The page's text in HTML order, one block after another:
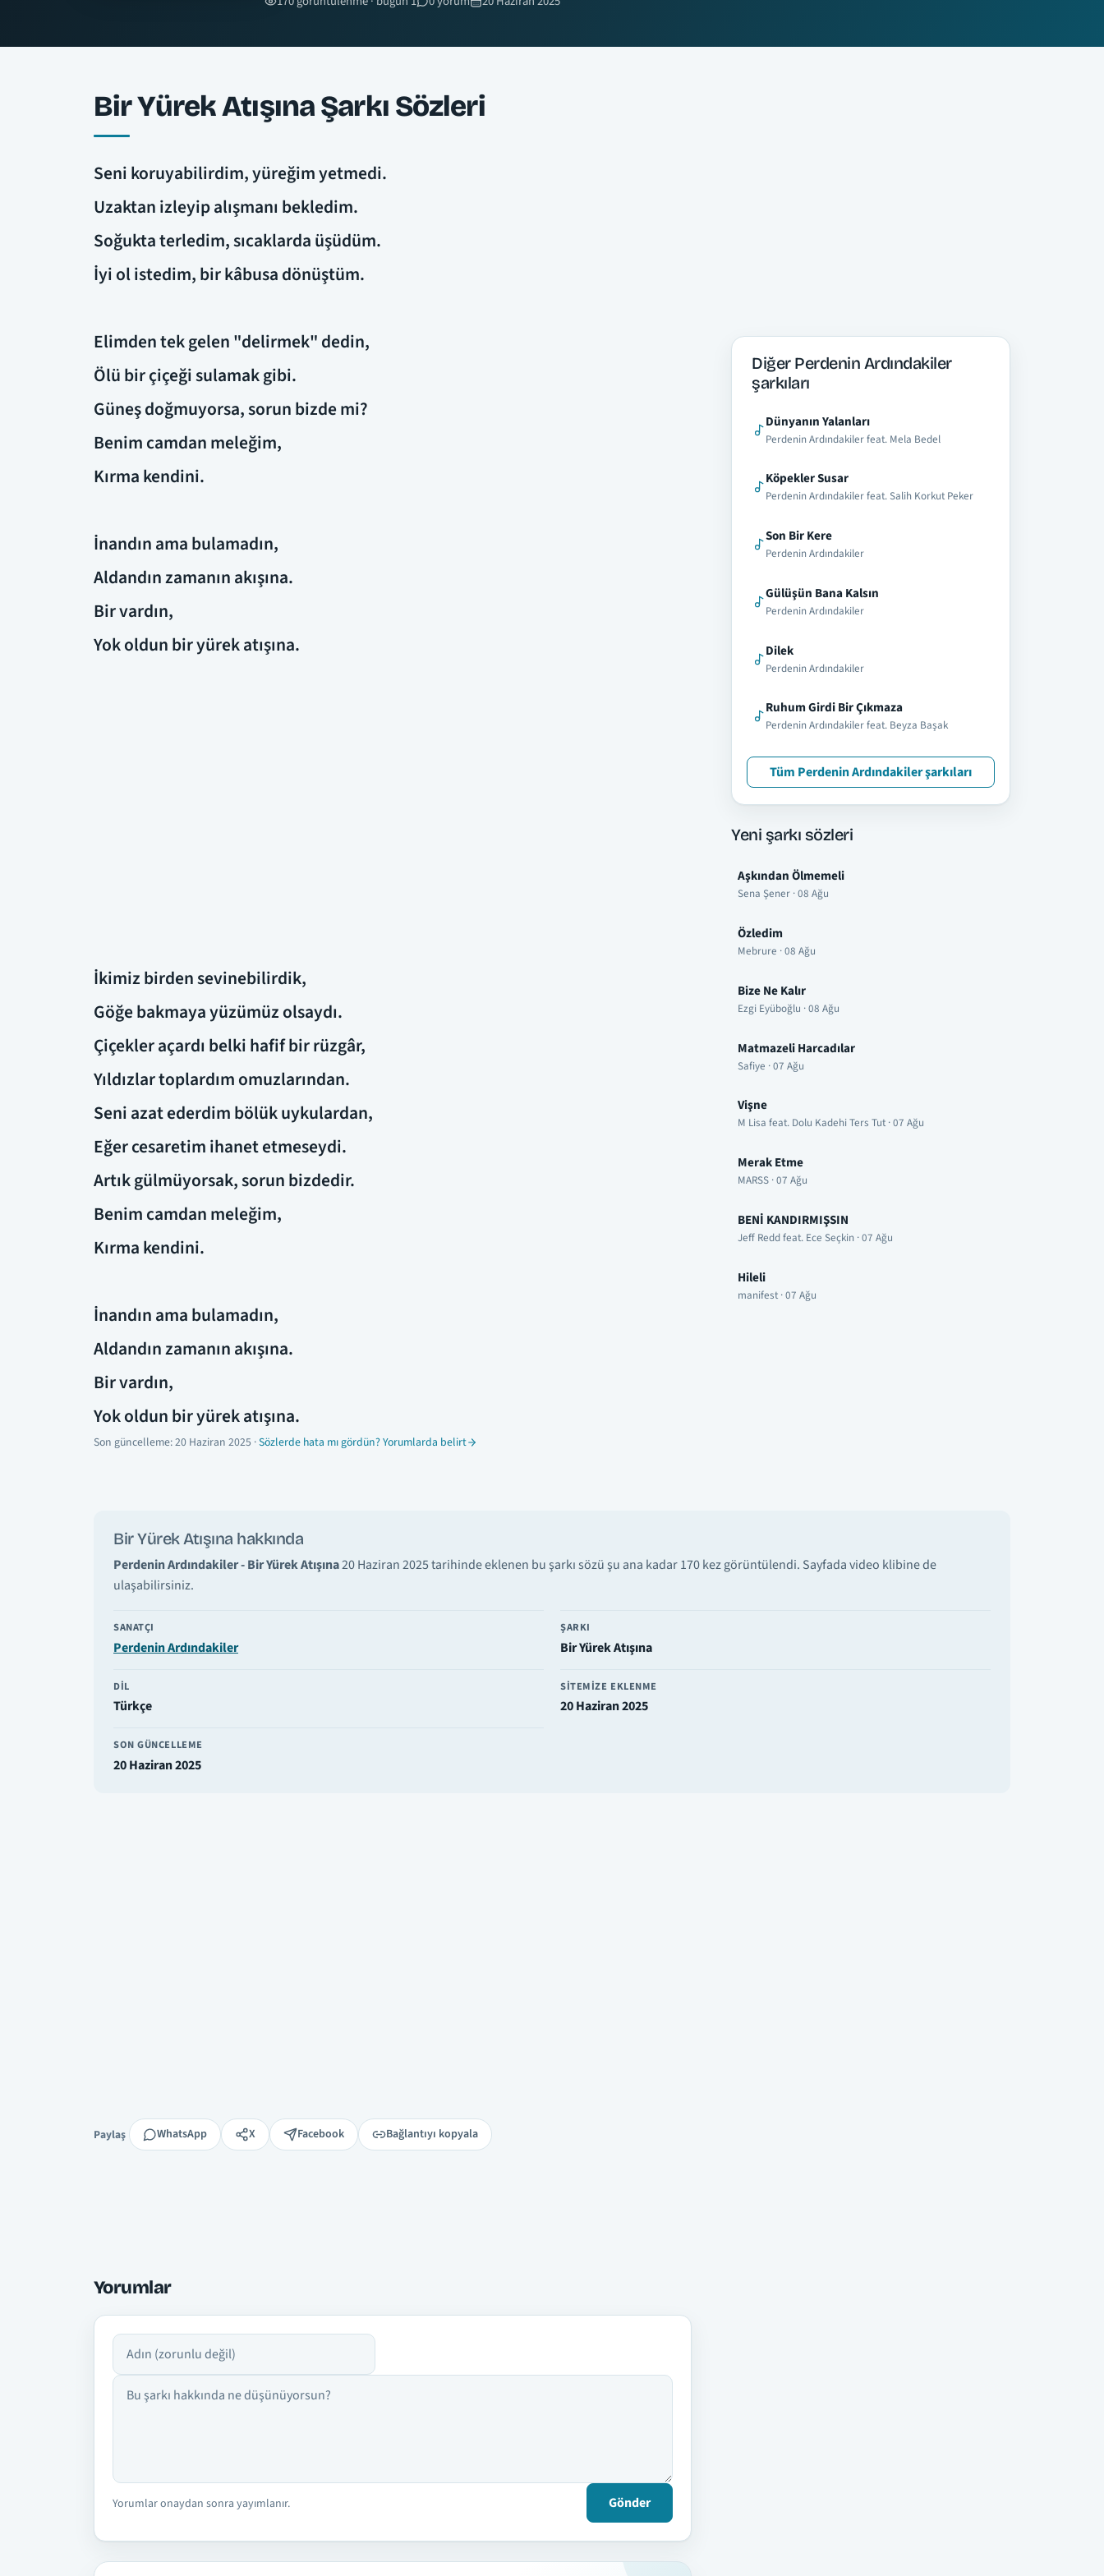
Bir Yürek Atışına Şarkı Sözleri
Seni koruyabilirdim, yüreğim yetmedi.
Uzaktan izleyip alışmanı bekledim.
Soğukta terledim, sıcaklarda üşüdüm.
İyi ol istedim, bir kâbusa dönüştüm.
Elimden tek gelen "delirmek" dedin,
Ölü bir çiçeği sulamak gibi.
Güneş doğmuyorsa, sorun bizde mi?
Benim camdan meleğim,
Kırma kendini.
İnandın ama bulamadın,
Aldandın zamanın akışına.
Bir vardın,
Yok oldun bir yürek atışına.
İkimiz birden sevinebilirdik,
Göğe bakmaya yüzümüz olsaydı.
Çiçekler açardı belki hafif bir rüzgâr,
Yıldızlar toplardım omuzlarından.
Seni azat ederdim bölük uykulardan,
Eğer cesaretim ihanet etmeseydi.
Artık gülmüyorsak, sorun bizdedir.
Benim camdan meleğim,
Kırma kendini.
İnandın ama bulamadın,
Aldandın zamanın akışına.
Bir vardın,
Yok oldun bir yürek atışına.
Son güncelleme:20 Haziran 2025 ·Sözlerde hata mı gördün? Yorumlarda belirt
Bir Yürek Atışına hakkında
Perdenin Ardındakiler - Bir Yürek Atışına20 Haziran 2025 tarihinde eklenen bu şarkı sözü şu ana kadar 170 kez görüntülendi. Sayfada video klibine de
ulaşabilirsiniz.
SANATÇI
Perdenin Ardındakiler
ŞARKI
Bir Yürek Atışına
DIL
Türkçe
SITEMIZE EKLENME
20 Haziran 2025
SON GÜNCELLEME
20 Haziran 2025
Paylaş
Paylaş WhatsApp X Facebook Bağlantıyı kopyala
Yorumlar
Adın
Yorumun
Yorumlar onaydan sonra yayımlanır. Gönder
Diğer Perdenin Ardındakiler
şarkıları
Dünyanın Yalanları
Perdenin Ardındakiler feat. Mela Bedel
Köpekler Susar
Perdenin Ardındakiler feat. Salih Korkut Peker
Son Bir Kere
Perdenin Ardındakiler
Gülüşün Bana Kalsın
Perdenin Ardındakiler
Dilek
Perdenin Ardındakiler
Ruhum Girdi Bir Çıkmaza
Perdenin Ardındakiler feat. Beyza Başak
Tüm Perdenin Ardındakiler şarkıları
Yeni şarkı sözleri
Aşkından Ölmemeli
Sena Şener · 08 Ağu
Özledim
Mebrure · 08 Ağu
Bize Ne Kalır
Ezgi Eyüboğlu · 08 Ağu
Matmazeli Harcadılar
Safiye · 07 Ağu
Vişne
M Lisa feat. Dolu Kadehi Ters Tut · 07 Ağu
Merak Etme
MARSS · 07 Ağu
BENİ KANDIRMIŞSIN
Jeff Redd feat. Ece Seçkin · 07 Ağu
Hileli
manifest · 07 Ağu